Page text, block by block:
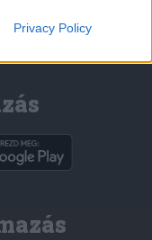
Privacy Policy